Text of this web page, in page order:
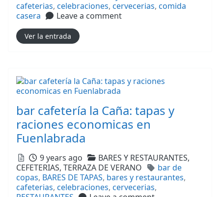
cafeterias, celebraciones, cervecerias, comida
casera
Leave a comment
Ver la entrada
bar cafetería la Caña: tapas y
raciones economicas en
Fuenlabrada
Posted
9 years ago Categories
BARES Y RESTAURANTES,
CEFETERIAS, TERRAZA DE VERANO Tags
bar de
copas, BARES DE TAPAS, bares y restaurantes,
cafeterias, celebraciones, cervecerias,